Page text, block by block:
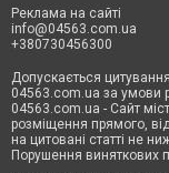
Реклама на сайті
info@04563.com.ua
+380730456300
Допускається
04563.com.ua за умови
04563.com.ua - Сайт
розміщення прямого,
на цитовані статті не
Порушення виняткових